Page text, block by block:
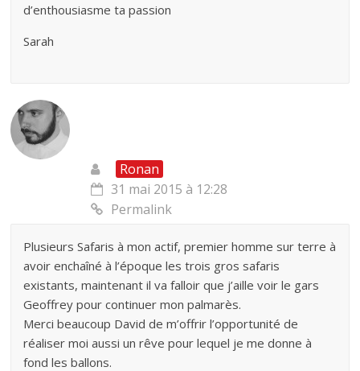
d’enthousiasme ta passion
Sarah
Ronan
31 mai 2015 à 12:28
Permalink
Plusieurs Safaris à mon actif, premier homme sur terre à
avoir enchaîné à l’époque les trois gros safaris
existants, maintenant il va falloir que j’aille voir le gars
Geoffrey pour continuer mon palmarès.
Merci beaucoup David de m’offrir l’opportunité de
réaliser moi aussi un rêve pour lequel je me donne à
fond les ballons.